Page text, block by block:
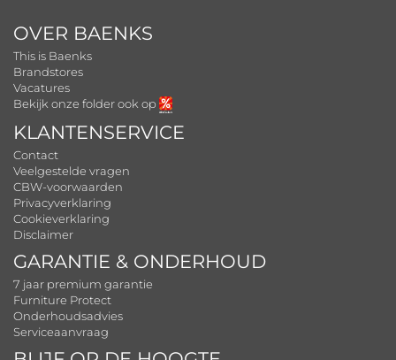
OVER BAENKS
This is Baenks
Brandstores
Vacatures
Bekijk onze folder ook op
KLANTENSERVICE
Contact
Veelgestelde vragen
CBW-voorwaarden
Privacyverklaring
Cookieverklaring
Disclaimer
GARANTIE & ONDERHOUD
7 jaar premium garantie
Furniture Protect
Onderhoudsadvies
Serviceaanvraag